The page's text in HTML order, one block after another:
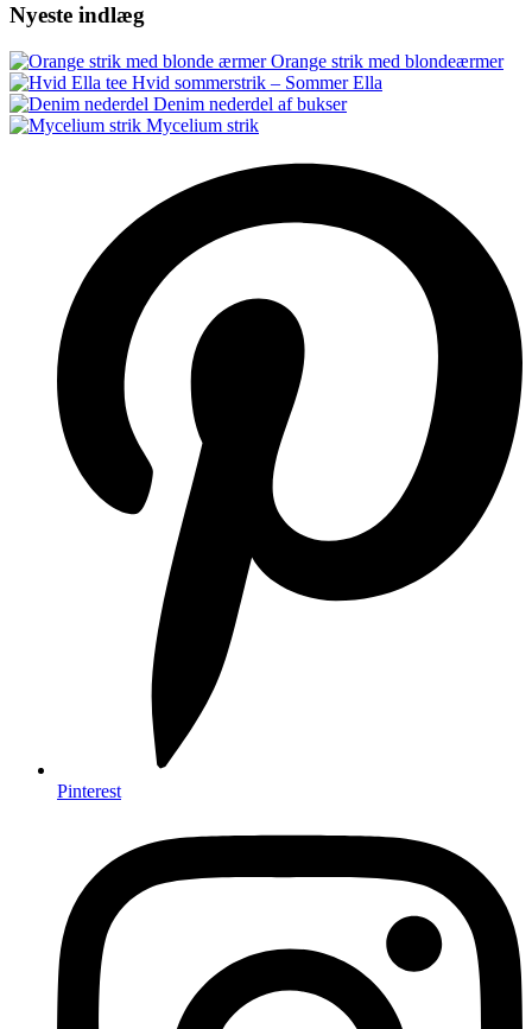
Nyeste indlæg
Orange strik med blondeærmer
Hvid sommerstrik – Sommer Ella
Denim nederdel af bukser
Mycelium strik
Pinterest